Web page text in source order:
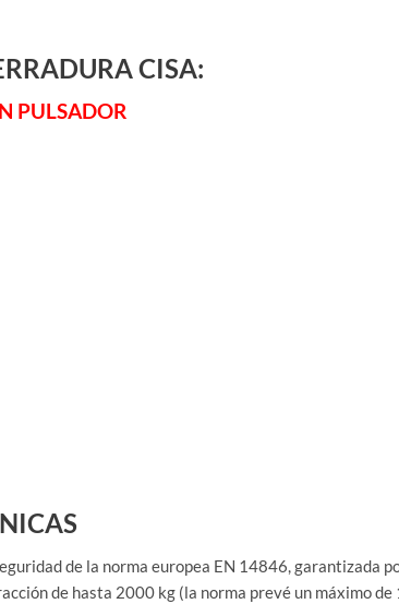
CISA:
PULSADOR
de la norma europea EN 14846, garantizada
de hasta 2000 kg (la norma prevé un máximo de